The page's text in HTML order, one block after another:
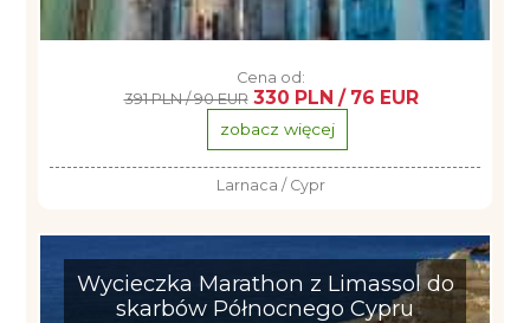
Cena od:
391 PLN / 90 EUR 330 PLN / 76 EUR
zobacz więcej
Larnaca / Cypr
Wycieczka Marathon z Limassol do
skarbów Północnego Cypru